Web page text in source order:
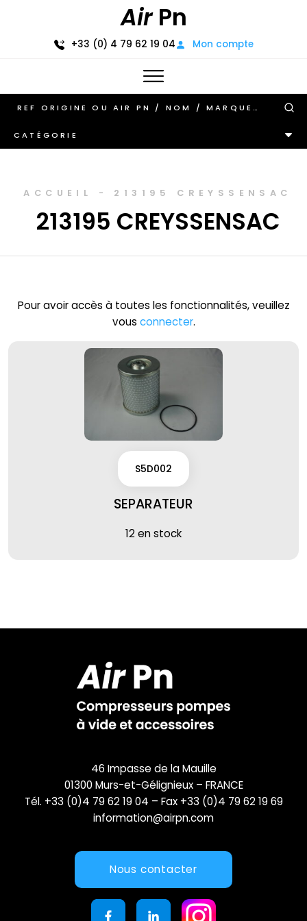
AirPn
+33 (0) 4 79 62 19 04 Mon compte
CATÉGORIE
ACCUEIL - 213195 CREYSSENSAC
213195 CREYSSENSAC
Pour avoir accès à toutes les fonctionnalités, veuillez
vous connecter.
S5D002
SEPARATEUR
12 en stock
46 Impasse de la Mauille
01300 Murs-et-Gélignieux – FRANCE
Tél. +33 (0)4 79 62 19 04 – Fax +33 (0)4 79 62 19 69
information@airpn.com
Nous contacter